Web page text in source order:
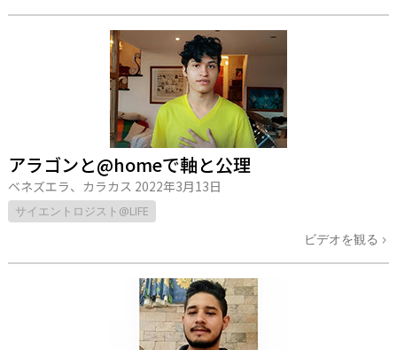
アラゴンと@homeで軸と公理
ベネズエラ、カラカス 2022年3月13日
サイエントロジスト@LIFE
ビデオを観る